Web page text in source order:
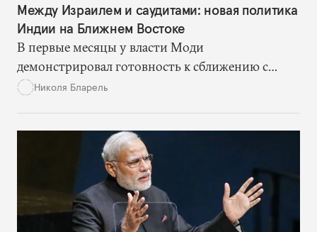
Между Израилем и саудитами: новая политика
Индии на Ближнем Востоке
В первые месяцы у власти Моди
демонстрировал готовность к сближению с
Израилем. Но теперь, похоже, он несколько
области безопасности больше зависят от
сотрудничества со странами Залива
Николя Бларель